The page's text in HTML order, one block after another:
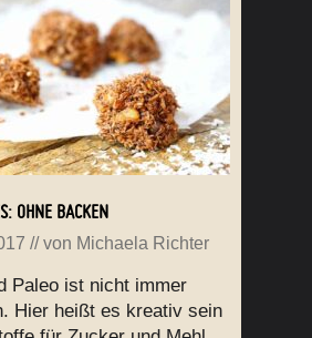
OHNE BACKEN
// von Michaela Richter
Paleo ist nicht immer
Hier heißt es kreativ sein